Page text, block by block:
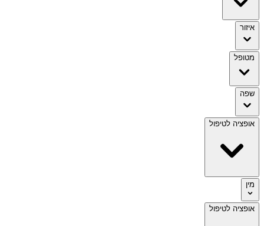
איזור
מטופל
שפה
אופציה לטיפול
מין
אופציה לטיפול